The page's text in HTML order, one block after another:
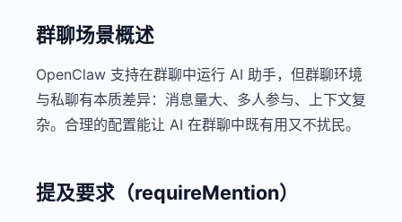
群聊场景概述
OpenClaw 支持在群聊中运行 AI 助手，但群聊环境
与私聊有本质差异：消息量大、多人参与、上下文复
杂。合理的配置能让 AI 在群聊中既有用又不扰民。
提及要求（requireMention）